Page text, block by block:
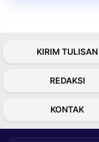
KIRIM TULISAN
REDAKSI
KONTAK